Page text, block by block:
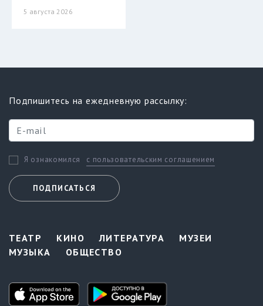
5 августа 2026
Подпишитесь на ежедневную рассылку:
Я ознакомился с пользовательским соглашением
ПОДПИСАТЬСЯ
ТЕАТР КИНО ЛИТЕРАТУРА
МУЗЕИ
МУЗЫКА
ОБЩЕСТВО